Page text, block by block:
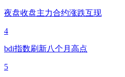
夜盘收盘主力合约涨跌互现
4
bdi指数刷新八个月高点
5